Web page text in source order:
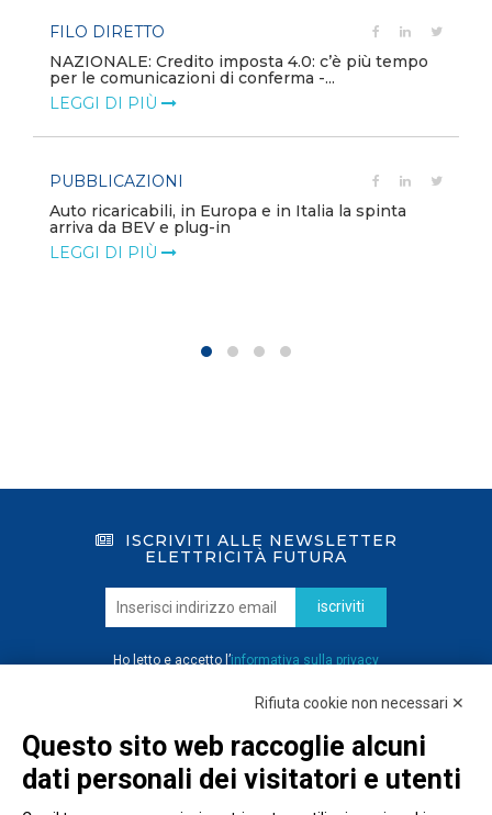
FILO DIRETTO
NAZIONALE: Credito imposta 4.0: c’è più tempo
per le comunicazioni di conferma -...
LEGGI DI PIÙ
PUBBLICAZIONI
Auto ricaricabili, in Europa e in Italia la spinta
arriva da BEV e plug-in
LEGGI DI PIÙ
ISCRIVITI ALLE NEWSLETTER
ELETTRICITÀ FUTURA
iscriviti
Ho letto e accetto l’informativa sulla privacy
Rifiuta cookie non necessari ✕
Questo sito web raccoglie alcuni
dati personali dei visitatori e utenti